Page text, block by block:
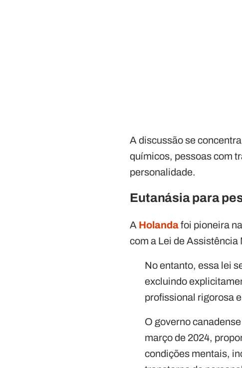
A discussão se
químicos, pessoas com
personalidade.
Eutanásia para
A Holandafoi pioneira
com a Lei de
No entanto, essa lei
excluindo
profissional rigorosa
O governo
março de 2024,
condições mentais,